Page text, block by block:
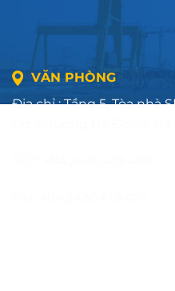
VĂN PHÒNG
Địa chỉ : Tầng 5, Tòa nhà